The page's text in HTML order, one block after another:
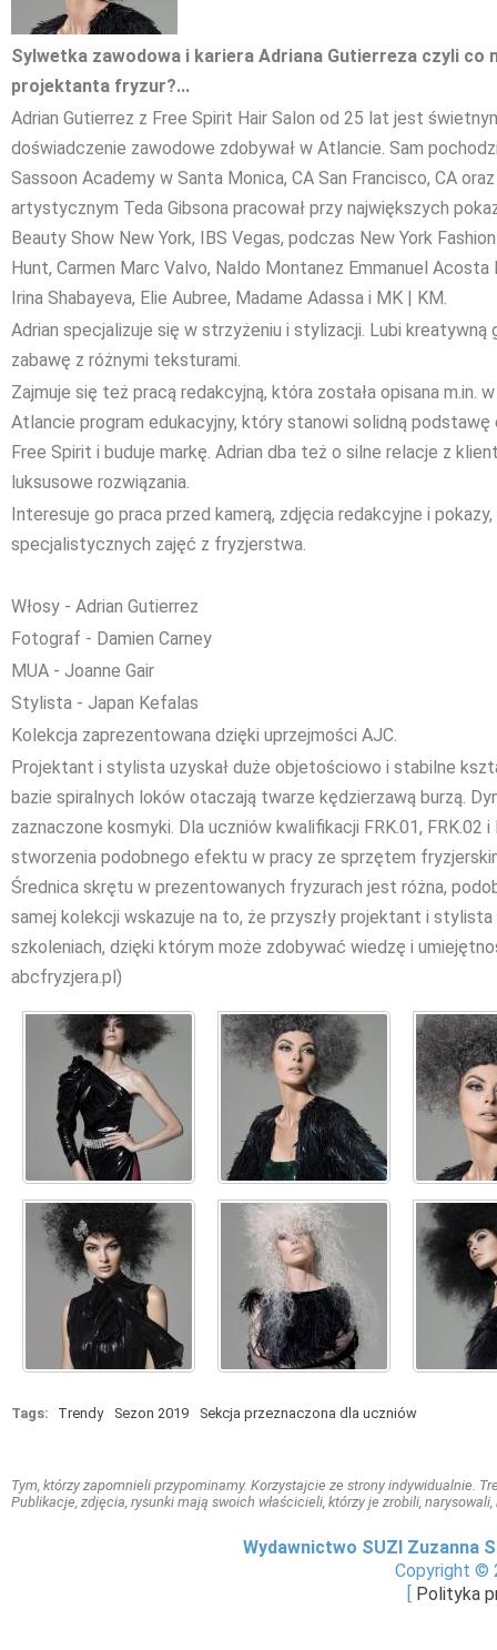
Sylwetka zawodowa i kariera Adriana Gutierreza czyli co
projektanta fryzur?...
Adrian Gutierrez z Free Spirit Hair Salon od 25 lat jest
doświadczenie zawodowe zdobywał w Atlancie. Sam
Sassoon Academy w Santa Monica, CA San Francisco, CA
artystycznym Teda Gibsona pracował przy największych
Beauty Show New York, IBS Vegas, podczas New York
Hunt, Carmen Marc Valvo, Naldo Montanez Emmanuel
Irina Shabayeva, Elie Aubree, Madame Adassa i MK | KM.
Adrian specjalizuje się w strzyżeniu i stylizacji. Lubi
zabawę z różnymi teksturami.
Zajmuje się też pracą redakcyjną, która została opisana m.in.
Atlancie program edukacyjny, który stanowi solidną
Free Spirit i buduje markę. Adrian dba też o silne relacje z
luksusowe rozwiązania.
Interesuje go praca przed kamerą, zdjęcia redakcyjne i
specjalistycznych zajęć z fryzjerstwa.
Włosy - Adrian Gutierrez
Fotograf - Damien Carney
MUA - Joanne Gair
Stylista - Japan Kefalas
Kolekcja zaprezentowana dzięki uprzejmości AJC.
Projektant i stylista uzyskał duże objetościowo i stabilne
bazie spiralnych loków otaczają twarze kędzierzawą burzą.
zaznaczone kosmyki. Dla uczniów kwalifikacji FRK.01, FRK.02
stworzenia podobnego efektu w pracy ze sprzętem
Średnica skrętu w prezentowanych fryzurach jest różna,
samej kolekcji wskazuje na to, że przyszły projektant i
szkoleniach, dzięki którym może zdobywać wiedzę i
abcfryzjera.pl)
Tags: Trendy Sezon 2019 Sekcja przeznaczona dla uczniów
Tym, którzy zapomnieli przypominamy. Korzystajcie ze strony indywidualnie.
Publikacje, zdjęcia, rysunki mają swoich właścicieli, którzy je zrobili,
Wydawnictwo SUZI Zuzanna
Copyright ©
Polityka